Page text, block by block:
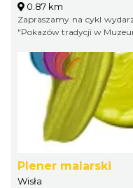
0.87 km
Zapraszamy na cykl
"Pokazów tradycji w
Plener malarski
Wisła